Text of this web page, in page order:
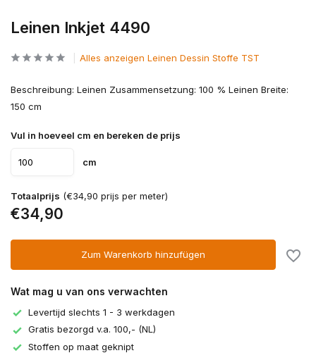
Leinen Inkjet 4490
Alles anzeigen Leinen Dessin Stoffe TST
Beschreibung: Leinen Zusammensetzung: 100 % Leinen Breite:
150 cm
Vul in hoeveel cm en bereken de prijs
cm
Totaalprijs (€34,90 prijs per meter)
€34,90
Zum Warenkorb hinzufügen
Wat mag u van ons verwachten
Levertijd slechts 1 - 3 werkdagen
Gratis bezorgd v.a. 100,- (NL)
Stoffen op maat geknipt